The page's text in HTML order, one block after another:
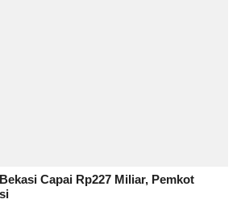
Capai Rp227 Miliar, Pemkot